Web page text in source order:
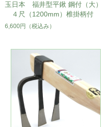
玉日本 福井型平鍬 鋼付（大）
４尺（1200mm）椎掛柄付
6,600円 （税込み）